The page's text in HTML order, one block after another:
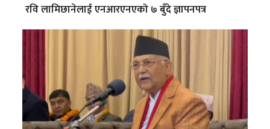
रवि लामिछानेलाई एनआरएनएको ७ बुँदे ज्ञापनपत्र